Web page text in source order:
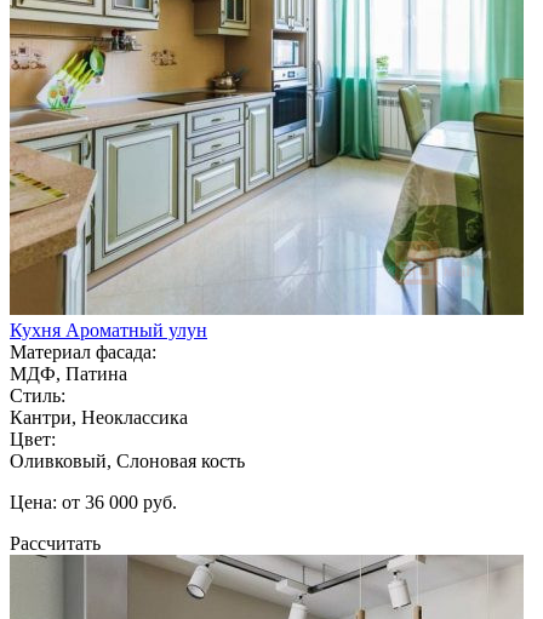
Кухня Ароматный улун
Материал фасада:
МДФ, Патина
Стиль:
Кантри, Неоклассика
Цвет:
Оливковый, Слоновая кость
Цена: от 36 000 руб.
Рассчитать